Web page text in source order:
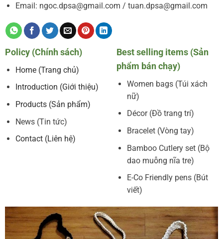
Email: ngoc.dpsa@gmail.com / tuan.dpsa@gmail.com
Policy (Chính sách)
Home (Trang chủ)
Introduction (Giới thiệu)
Products (Sản phẩm)
News (Tin tức)
Contact (Liên hệ)
Best selling items (Sản
phẩm bán chạy)
Women bags (Túi xách
nữ)
Décor (Đồ trang trí)
Bracelet (Vòng tay)
Bamboo Cutlery set (Bộ
dao muỗng nĩa tre)
E-Co Friendly pens (Bút
viết)